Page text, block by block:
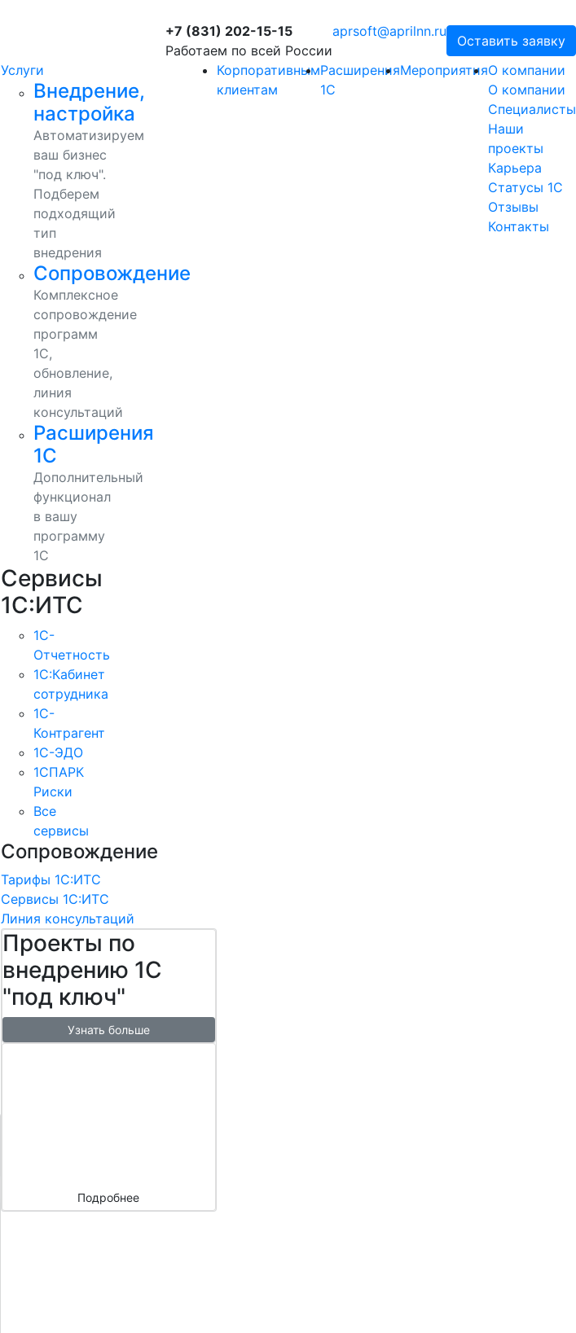
+7 (831) 202-15-15
Работаем по всей России
aprsoft@aprilnn.ru
Оставить заявку
Услуги
Внедрение,
настройка
Автоматизируем
ваш бизнес
"под ключ".
Подберем
подходящий
тип
внедрения
Сопровождение
Комплексное
сопровождение
программ
1С,
обновление,
линия
консультаций
Расширения
1С
Дополнительный
функционал
в вашу
программу
1С
Сервисы
1С:ИТС
1С-
Отчетность
1С:Кабинет
сотрудника
1С-
Контрагент
1С-ЭДО
1СПАРК
Риски
Все
сервисы
Сопровождение
Тарифы 1С:ИТС
Сервисы 1С:ИТС
Линия консультаций
Проекты по
внедрению 1С
"под ключ"
Узнать больше
Подробнее
Корпоративным
клиентам
Расширения
1С
МероприятияО компании
О компании
Специалисты
Наши
проекты
Карьера
Статусы 1С
Отзывы
Контакты